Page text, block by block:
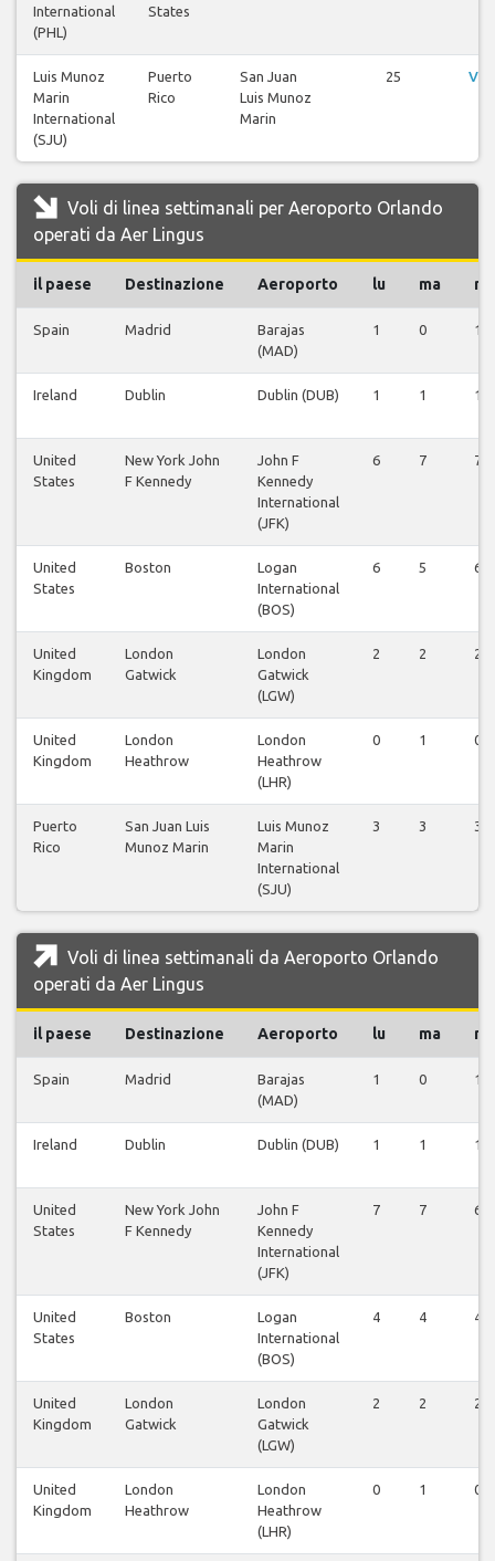
International
(PHL)
States
Luis Munoz
Marin
International
(SJU)
Puerto
Rico
San Juan
Luis Munoz
Marin
25
Voli di linea settimanali per Aeroporto Orlando
operati da Aer Lingus
il paese Destinazione Aeroporto lu ma
Spain Madrid
Barajas
(MAD)
1 0 1
Ireland Dublin Dublin (DUB) 1 1 1
United
States
New York John
F Kennedy
John F
Kennedy
International
(JFK)
6 7 7
United
States
Boston
Logan
International
(BOS)
6 5 6
United
Kingdom
London
Gatwick
London
Gatwick
(LGW)
2 2 2
United
Kingdom
London
Heathrow
London
Heathrow
(LHR)
0 1 0
Puerto
Rico
San Juan Luis
Munoz Marin
Luis Munoz
Marin
International
(SJU)
3 3 3
Voli di linea settimanali da Aeroporto Orlando
operati da Aer Lingus
il paese Destinazione Aeroporto lu ma
Spain Madrid
Barajas
(MAD)
1 0 1
Ireland Dublin Dublin (DUB) 1 1 1
United
States
New York John
F Kennedy
John F
Kennedy
International
(JFK)
7 7 6
United
States
Boston
Logan
International
(BOS)
4 4 4
United
Kingdom
London
Gatwick
London
Gatwick
(LGW)
2 2 2
United
Kingdom
London
Heathrow
London
Heathrow
(LHR)
0 1 0